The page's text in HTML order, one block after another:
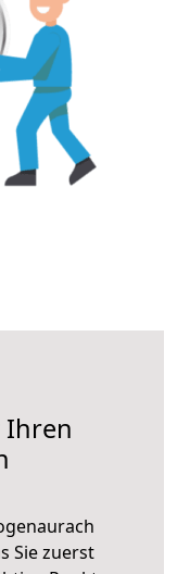
Ihren
Sie zuerst